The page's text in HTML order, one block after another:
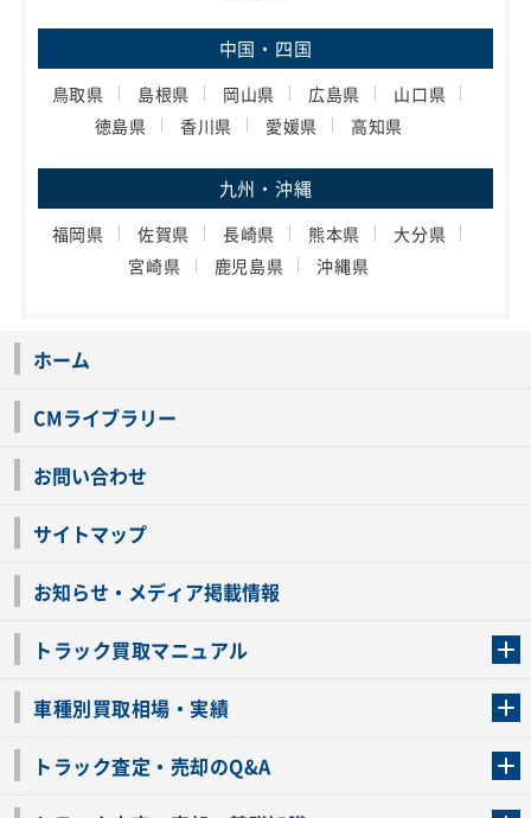
中国・四国
鳥取県 島根県 岡山県 広島県
山口県
徳島県
香川県 愛媛県 高知県
九州・沖縄
福岡県 佐賀県 長崎県 熊本県
大分県
宮崎県
鹿児島県 沖縄県
ホーム
CMライブラリー
お問い合わせ
サイトマップ
お知らせ・メディア掲載情報
トラック買取マニュアル
車種別買取相場・実績
トラック査定・売却のQ&A